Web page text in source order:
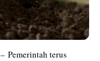
– Pemerintah terus